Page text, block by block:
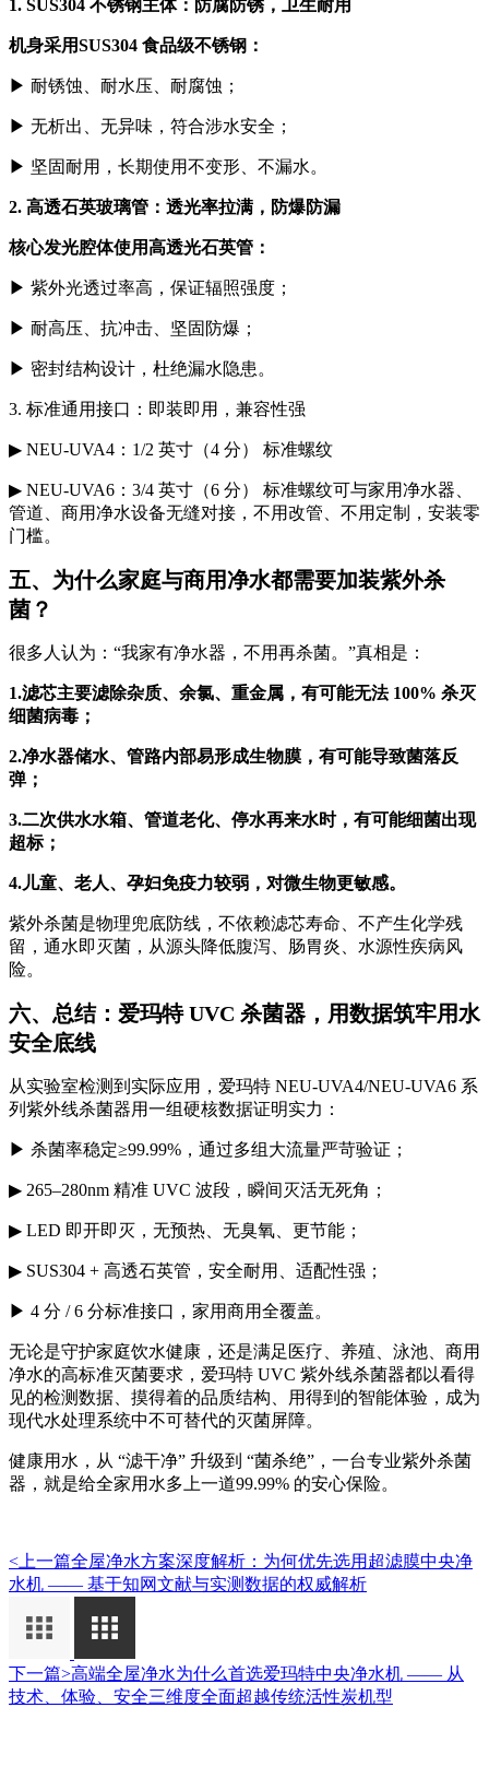
1. SUS304 不锈钢主体：防腐防锈，卫生耐用
机身采用SUS304 食品级不锈钢：
▶ 耐锈蚀、耐水压、耐腐蚀；
▶ 无析出、无异味，符合涉水安全；
▶ 坚固耐用，长期使用不变形、不漏水。
2. 高透石英玻璃管：透光率拉满，防爆防漏
核心发光腔体使用高透光石英管：
▶ 紫外光透过率高，保证辐照强度；
▶ 耐高压、抗冲击、坚固防爆；
▶ 密封结构设计，杜绝漏水隐患。
3. 标准通用接口：即装即用，兼容性强
▶ NEU-UVA4：1/2 英寸（4 分） 标准螺纹
▶ NEU-UVA6：3/4 英寸（6 分） 标准螺纹可与家用净水器、
管道、商用净水设备无缝对接，不用改管、不用定制，安装零
门槛。
五、为什么家庭与商用净水都需要加装紫外杀
菌？
很多人认为：“我家有净水器，不用再杀菌。”真相是：
1.滤芯主要滤除杂质、余氯、重金属，有可能无法 100% 杀灭
细菌病毒；
2.净水器储水、管路内部易形成生物膜，有可能导致菌落反
弹；
3.二次供水水箱、管道老化、停水再来水时，有可能细菌出现
超标；
4.儿童、老人、孕妇免疫力较弱，对微生物更敏感。
紫外杀菌是物理兜底防线，不依赖滤芯寿命、不产生化学残
留，通水即灭菌，从源头降低腹泻、肠胃炎、水源性疾病风
险。
六、总结：爱玛特 UVC 杀菌器，用数据筑牢用水
安全底线
从实验室检测到实际应用，爱玛特 NEU-UVA4/NEU-UVA6 系
列紫外线杀菌器用一组硬核数据证明实力：
▶ 杀菌率稳定≥99.99%，通过多组大流量严苛验证；
▶ 265–280nm 精准 UVC 波段，瞬间灭活无死角；
▶ LED 即开即灭，无预热、无臭氧、更节能；
▶ SUS304 + 高透石英管，安全耐用、适配性强；
▶ 4 分 / 6 分标准接口，家用商用全覆盖。
无论是守护家庭饮水健康，还是满足医疗、养殖、泳池、商用
净水的高标准灭菌要求，爱玛特 UVC 紫外线杀菌器都以看得
见的检测数据、摸得着的品质结构、用得到的智能体验，成为
现代水处理系统中不可替代的灭菌屏障。
健康用水，从 “滤干净” 升级到 “菌杀绝”，一台专业紫外杀菌
器，就是给全家用水多上一道99.99% 的安心保险。
<上一篇全屋净水方案深度解析：为何优先选用超滤膜中央净
水机 —— 基于知网文献与实测数据的权威解析
下一篇>高端全屋净水为什么首选爱玛特中央净水机 —— 从
技术、体验、安全三维度全面超越传统活性炭机型